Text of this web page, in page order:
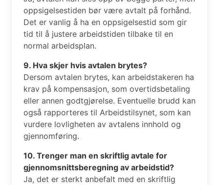
oppsigelsestiden bør være avtalt på forhånd.
Det er vanlig å ha en oppsigelsestid som gir
tid til å justere arbeidstiden tilbake til en
normal arbeidsplan.
9. Hva skjer hvis avtalen brytes?
Dersom avtalen brytes, kan arbeidstakeren ha
krav på kompensasjon, som overtidsbetaling
eller annen godtgjørelse. Eventuelle brudd kan
også rapporteres til Arbeidstilsynet, som kan
vurdere lovligheten av avtalens innhold og
gjennomføring.
10. Trenger man en skriftlig avtale for
gjennomsnittsberegning av arbeidstid?
Ja, det er sterkt anbefalt med en skriftlig